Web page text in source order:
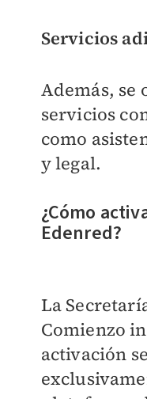
Servicios
Además, se
servicios
como
y legal.
¿Cómo
Edenred?
La
Comienzo
activación